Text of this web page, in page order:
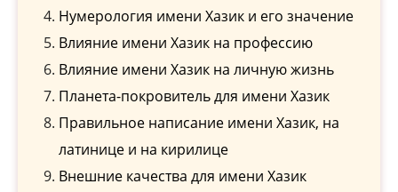
Нумерология имени Хазик и его значение
Влияние имени Хазик на профессию
Влияние имени Хазик на личную жизнь
Планета-покровитель для имени Хазик
Правильное написание имени Хазик, на
латинице и на кирилице
Внешние качества для имени Хазик